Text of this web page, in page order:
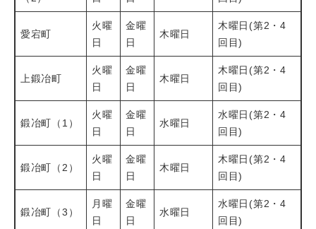
愛宕町
火曜
日
金曜
日
木曜日
木曜日(第2・4
回目)
上鍛冶町
火曜
日
金曜
日
木曜日
木曜日(第2・4
回目)
鍛冶町（1）
火曜
日
金曜
日
水曜日
水曜日(第2・4
回目)
鍛冶町（2）
火曜
日
金曜
日
木曜日
木曜日(第2・4
回目)
鍛冶町（3）
月曜
日
金曜
日
水曜日
水曜日(第2・4
回目)